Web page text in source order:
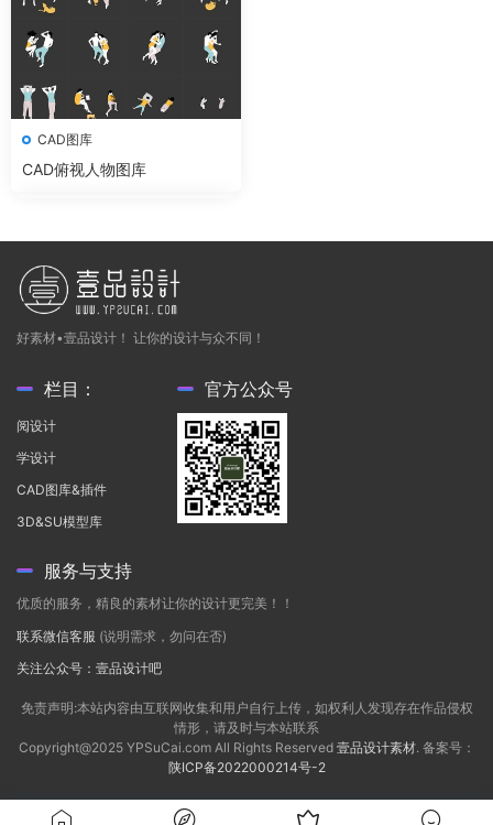
CAD图库
CAD俯视人物图库
好素材•壹品设计！ 让你的设计与众不同！
栏目：
阅设计
学设计
CAD图库&插件
3D&SU模型库
官方公众号
服务与支持
优质的服务，精良的素材让你的设计更完美！！
联系微信客服 (说明需求，勿问在否)
关注公众号：壹品设计吧
免责声明:本站内容由互联网收集和用户自行上传，如权利人发现存在作品侵权
情形，请及时与本站联系
Copyright@2025 YPSuCai.com All Rights Reserved 壹品设计素材. 备案号：
陕ICP备2022000214号-2